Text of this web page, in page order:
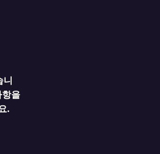
항을
.